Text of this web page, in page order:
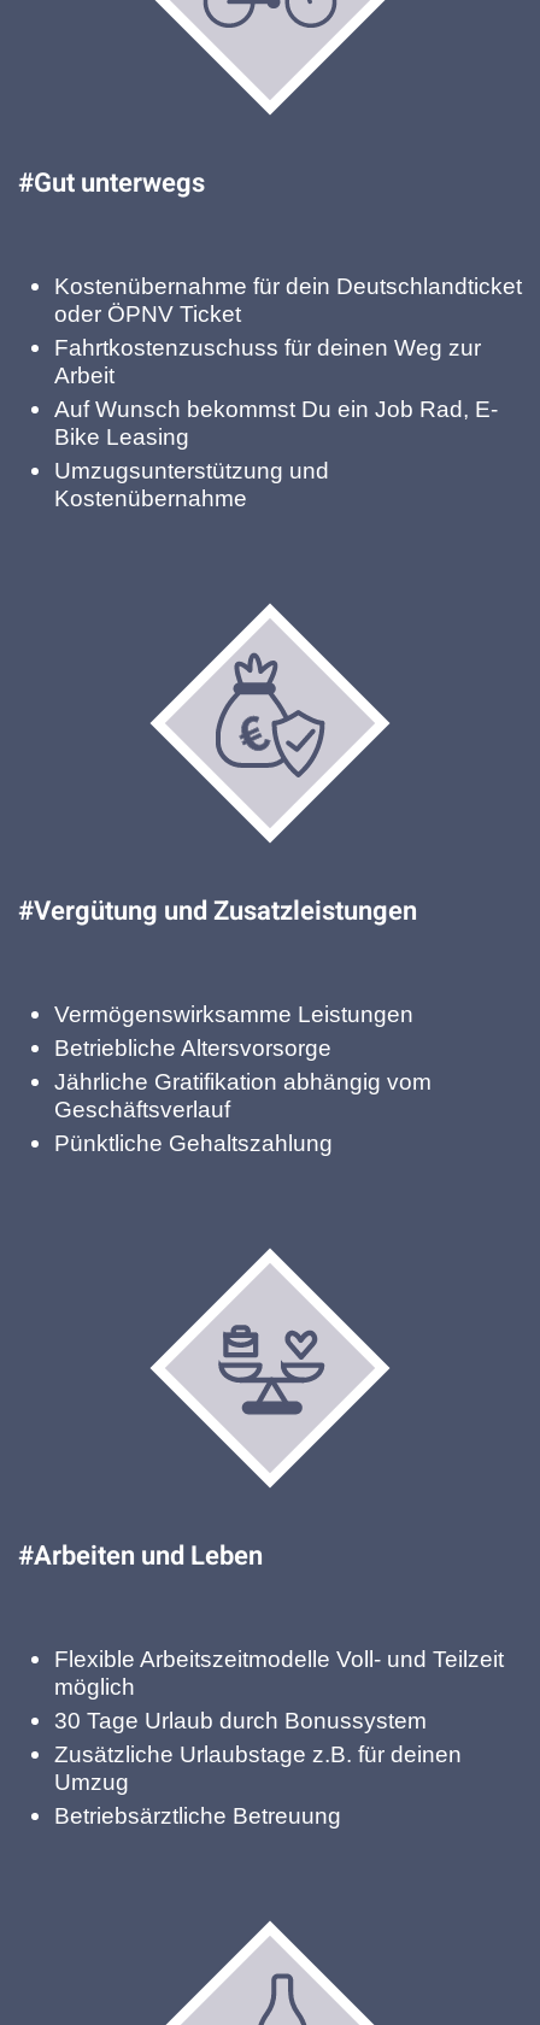
#Gut unterwegs
Kostenübernahme für dein Deutschlandticket
oder ÖPNV Ticket
Fahrtkostenzuschuss für deinen Weg zur
Arbeit
Auf Wunsch bekommst Du ein Job Rad, E-
Bike Leasing
Umzugsunterstützung und
Kostenübernahme
#Vergütung und Zusatzleistungen
Vermögenswirksamme Leistungen
Betriebliche Altersvorsorge
Jährliche Gratifikation abhängig vom
Geschäftsverlauf
Pünktliche Gehaltszahlung
#Arbeiten und Leben
Flexible Arbeitszeitmodelle Voll- und Teilzeit
möglich
30 Tage Urlaub durch Bonussystem
Zusätzliche Urlaubstage z.B. für deinen
Umzug
Betriebsärztliche Betreuung